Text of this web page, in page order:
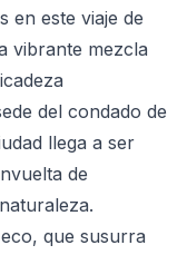
en este viaje de
vibrante mezcla
del condado de
llega a ser
de
que susurra